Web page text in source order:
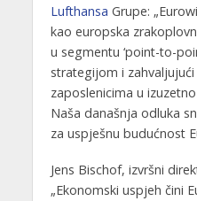
Lufthansa Grupe:
kao europska
u segmentu ‘point-to-
strategijom i
zaposlenicima u
Naša današnja odluka
za uspješnu budućnost
Jens Bischof, izvršni
„Ekonomski uspjeh čini